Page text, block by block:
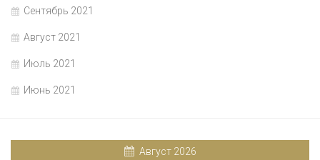
Сентябрь 2021
Август 2021
Июль 2021
Июнь 2021
Август 2026